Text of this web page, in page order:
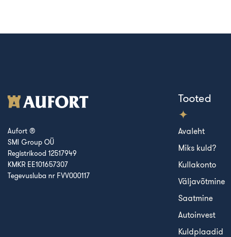
Aufort ®
SMI Group OÜ
Registrikood 12517949
KMKR EE101657307
Tegevusluba nr FVV000117
Tooted
Avaleht
Miks kuld?
Kullakonto
Väljavõtmine
Saatmine
Autoinvest
Kuldplaadid